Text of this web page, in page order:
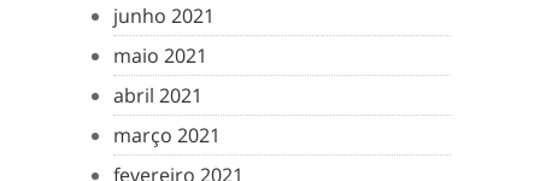
junho 2021
maio 2021
abril 2021
março 2021
fevereiro 2021